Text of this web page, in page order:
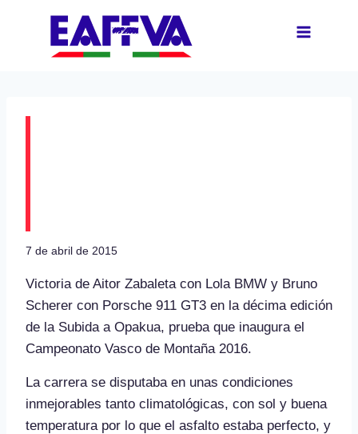
contenido
7 de abril de 2015
Victoria de Aitor Zabaleta con Lola BMW y Bruno
Scherer con Porsche 911 GT3 en la décima edición
de la Subida a Opakua, prueba que inaugura el
Campeonato Vasco de Montaña 2016.
La carrera se disputaba en unas condiciones
inmejorables tanto climatológicas, con sol y buena
temperatura por lo que el asfalto estaba perfecto, y